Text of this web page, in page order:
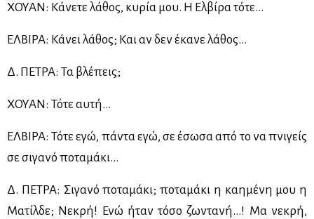
ΧΟΥΑΝ: Κά­νε­τε λά­θος, κυ­ρία μου. Η Ελ­βί­ρα τό­τε…
ΕΛ­ΒΙ­ΡΑ: Κά­νει λά­θος; Και αν δεν έκα­νε λά­θος…
Δ. ΠΕ­ΤΡΑ: Τα βλέ­πεις;
ΧΟΥΑΝ: Τό­τε αυ­τή…
ΕΛ­ΒΙ­ΡΑ: Τό­τε εγώ, πά­ντα εγώ, σε έσω­σα από το να πνι­γείς
σε σι­γα­νό πο­τα­μά­κι…
Δ. ΠΕ­ΤΡΑ: Σι­γα­νό πο­τα­μά­κι; πο­τα­μά­κι η καη­μέ­νη μου η
Μα­τίλ­δε; Νε­κρή! Ενώ ήταν τό­σο ζω­ντα­νή…! Μα νε­κρή,